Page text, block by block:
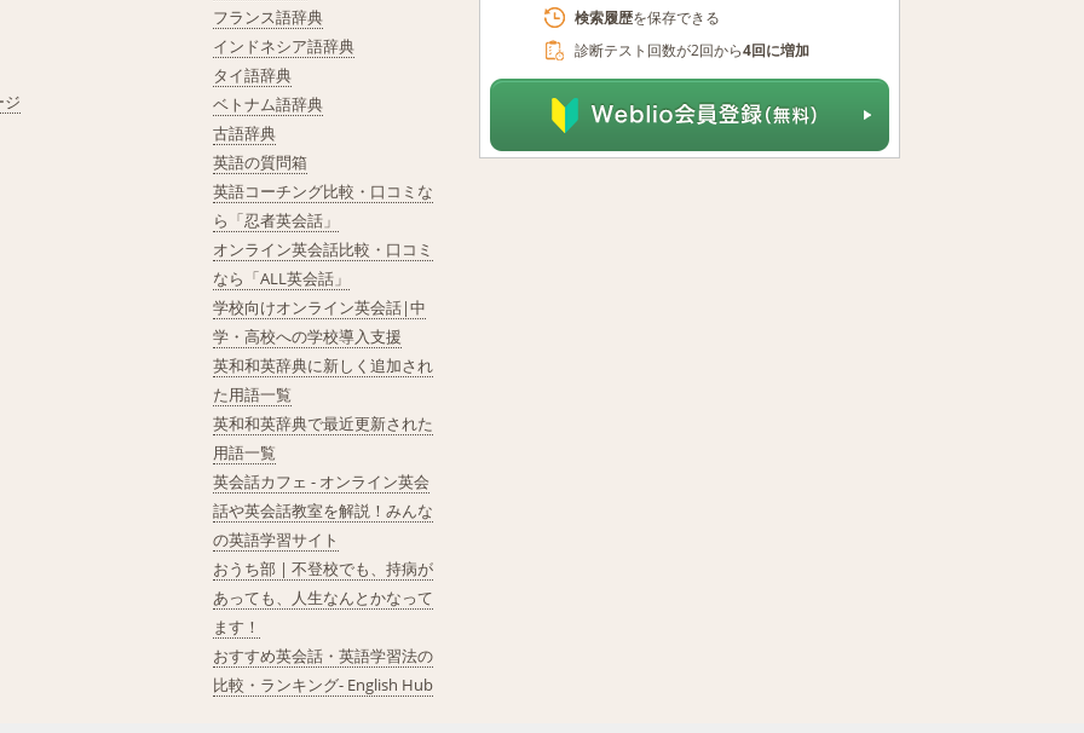
ジ
フランス語辞典
インドネシア語辞典
タイ語辞典
ベトナム語辞典
古語辞典
英語の質問箱
英語コーチング比較・口コミな
ら「忍者英会話」
オンライン英会話比較・口コミ
なら「ALL英会話」
学校向けオンライン英会話|中
学・高校への学校導入支援
英和和英辞典に新しく追加され
た用語一覧
英和和英辞典で最近更新された
用語一覧
英会話カフェ - オンライン英会
話や英会話教室を解説！みんな
の英語学習サイト
おうち部 | 不登校でも、持病が
あっても、人生なんとかなって
ます！
おすすめ英会話・英語学習法の
比較・ランキング- English Hub
検索履歴を保存できる
診断テスト回数が2回から4回に増加